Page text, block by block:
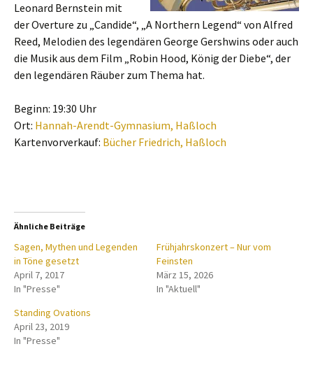
Leonard Bernstein mit
der Overture zu „Candide“, „A Northern Legend“ von Alfred
Reed, Melodien des legendären George Gershwins oder auch
die Musik aus dem Film „Robin Hood, König der Diebe“, der
den legendären Räuber zum Thema hat.
Beginn: 19:30 Uhr
Ort: Hannah-Arendt-Gymnasium, Haßloch
Kartenvorverkauf: Bücher Friedrich, Haßloch
Ähnliche Beiträge
Sagen, Mythen und Legenden
in Töne gesetzt
April 7, 2017
In "Presse"
Frühjahrskonzert – Nur vom
Feinsten
März 15, 2026
In "Aktuell"
Standing Ovations
April 23, 2019
In "Presse"